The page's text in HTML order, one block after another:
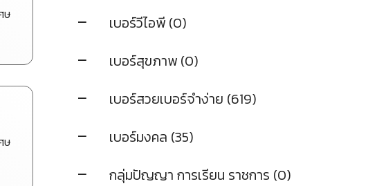
ษ
ษ
เบอร์วีไอพี (0)
เบอร์สุขภาพ (0)
เบอร์สวยเบอร์จำง่าย (619)
เบอร์มงคล (35)
กลุ่มปัญญา การเรียน ราชการ (0)